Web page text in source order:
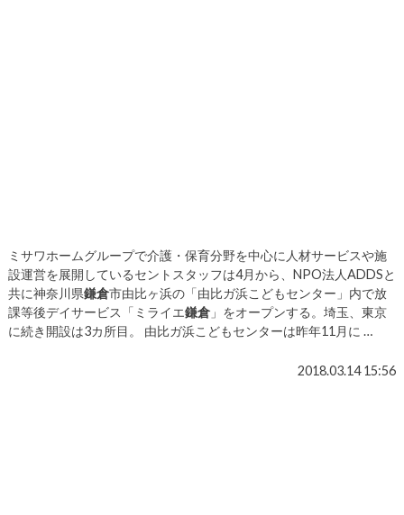
ミサワホームグループで介護・保育分野を中心に人材サービスや施
設運営を展開しているセントスタッフは4月から、NPO法人ADDSと
共に神奈川県鎌倉市由比ヶ浜の「由比ガ浜こどもセンター」内で放
課等後デイサービス「ミライエ鎌倉」をオープンする。埼玉、東京
に続き開設は3カ所目。 由比ガ浜こどもセンターは昨年11月に …
2018.03.14 15:56